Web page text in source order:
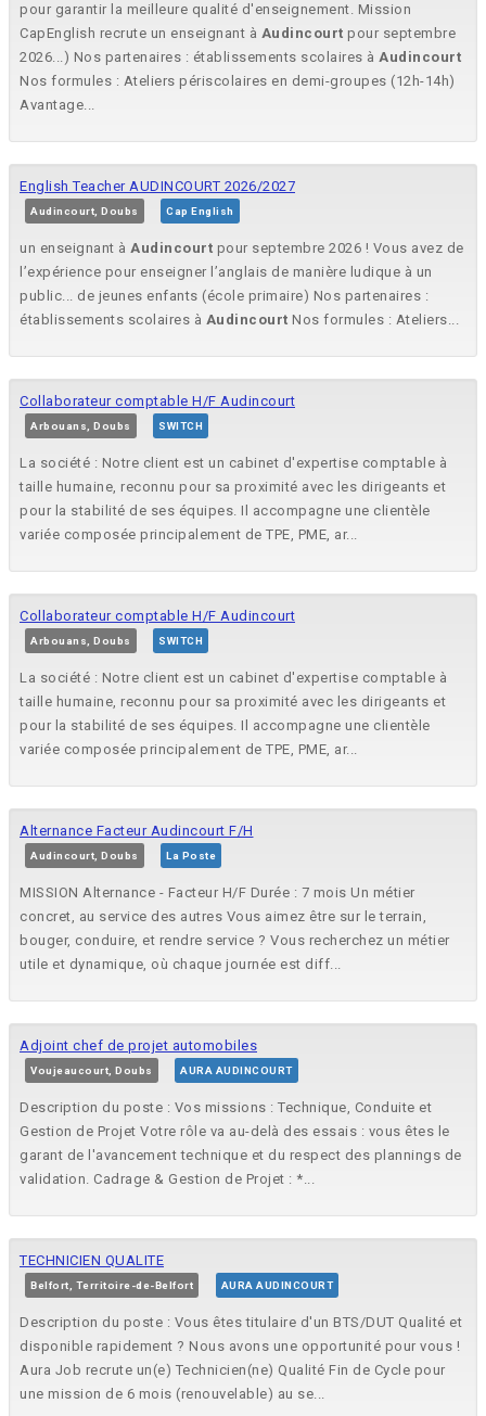
pour garantir la meilleure qualité d'enseignement. Mission
CapEnglish recrute un enseignant à Audincourt pour septembre
2026...) Nos partenaires : établissements scolaires à Audincourt
Nos formules : Ateliers périscolaires en demi-groupes (12h-14h)
Avantage...
English Teacher AUDINCOURT 2026/2027
Audincourt, Doubs Cap English
un enseignant à Audincourt pour septembre 2026 ! Vous avez de
l’expérience pour enseigner l’anglais de manière ludique à un
public... de jeunes enfants (école primaire) Nos partenaires :
établissements scolaires à Audincourt Nos formules : Ateliers...
Collaborateur comptable H/F Audincourt
Arbouans, Doubs SWITCH
La société : Notre client est un cabinet d'expertise comptable à
taille humaine, reconnu pour sa proximité avec les dirigeants et
pour la stabilité de ses équipes. Il accompagne une clientèle
variée composée principalement de TPE, PME, ar...
Collaborateur comptable H/F Audincourt
Arbouans, Doubs SWITCH
La société : Notre client est un cabinet d'expertise comptable à
taille humaine, reconnu pour sa proximité avec les dirigeants et
pour la stabilité de ses équipes. Il accompagne une clientèle
variée composée principalement de TPE, PME, ar...
Alternance Facteur Audincourt F/H
Audincourt, Doubs La Poste
MISSION Alternance - Facteur H/F Durée : 7 mois Un métier
concret, au service des autres Vous aimez être sur le terrain,
bouger, conduire, et rendre service ? Vous recherchez un métier
utile et dynamique, où chaque journée est diff...
Adjoint chef de projet automobiles
Voujeaucourt, Doubs AURA AUDINCOURT
Description du poste : Vos missions : Technique, Conduite et
Gestion de Projet Votre rôle va au-delà des essais : vous êtes le
garant de l'avancement technique et du respect des plannings de
validation. Cadrage & Gestion de Projet : *...
TECHNICIEN QUALITE
Belfort, Territoire-de-Belfort AURA AUDINCOURT
Description du poste : Vous êtes titulaire d'un BTS/DUT Qualité et
disponible rapidement ? Nous avons une opportunité pour vous !
Aura Job recrute un(e) Technicien(ne) Qualité Fin de Cycle pour
une mission de 6 mois (renouvelable) au se...